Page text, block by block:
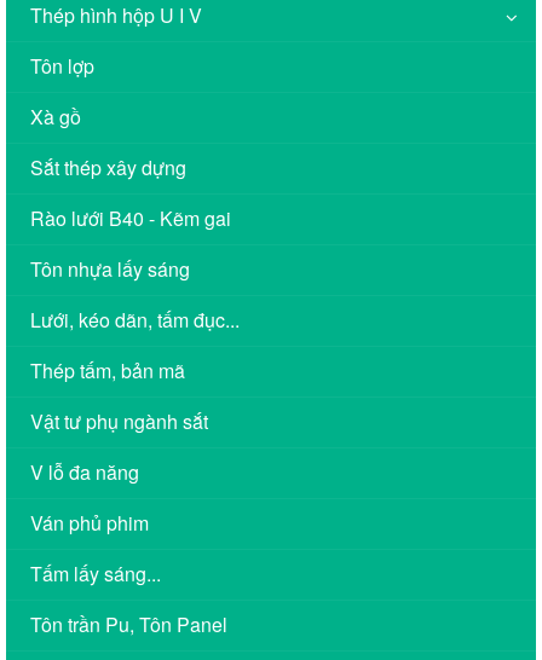
Thép hình hộp U I V
Tôn lợp
Xà gồ
Sắt thép xây dựng
Rào lưới B40 - Kẽm gai
Tôn nhựa lấy sáng
Lưới, kéo dãn, tấm đục...
Thép tấm, bản mã
Vật tư phụ ngành sắt
V lỗ đa năng
Ván phủ phim
Tấm lấy sáng...
Tôn trần Pu, Tôn Panel